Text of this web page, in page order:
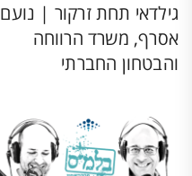
גילדאי תחת זרקור | נועם
אסרף, משרד הרווחה
והבטחון החברתי